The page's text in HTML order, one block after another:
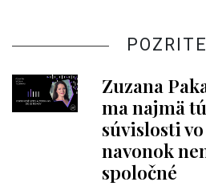
Zuzana
ma najmä
súvislosti
navonok
spoločné